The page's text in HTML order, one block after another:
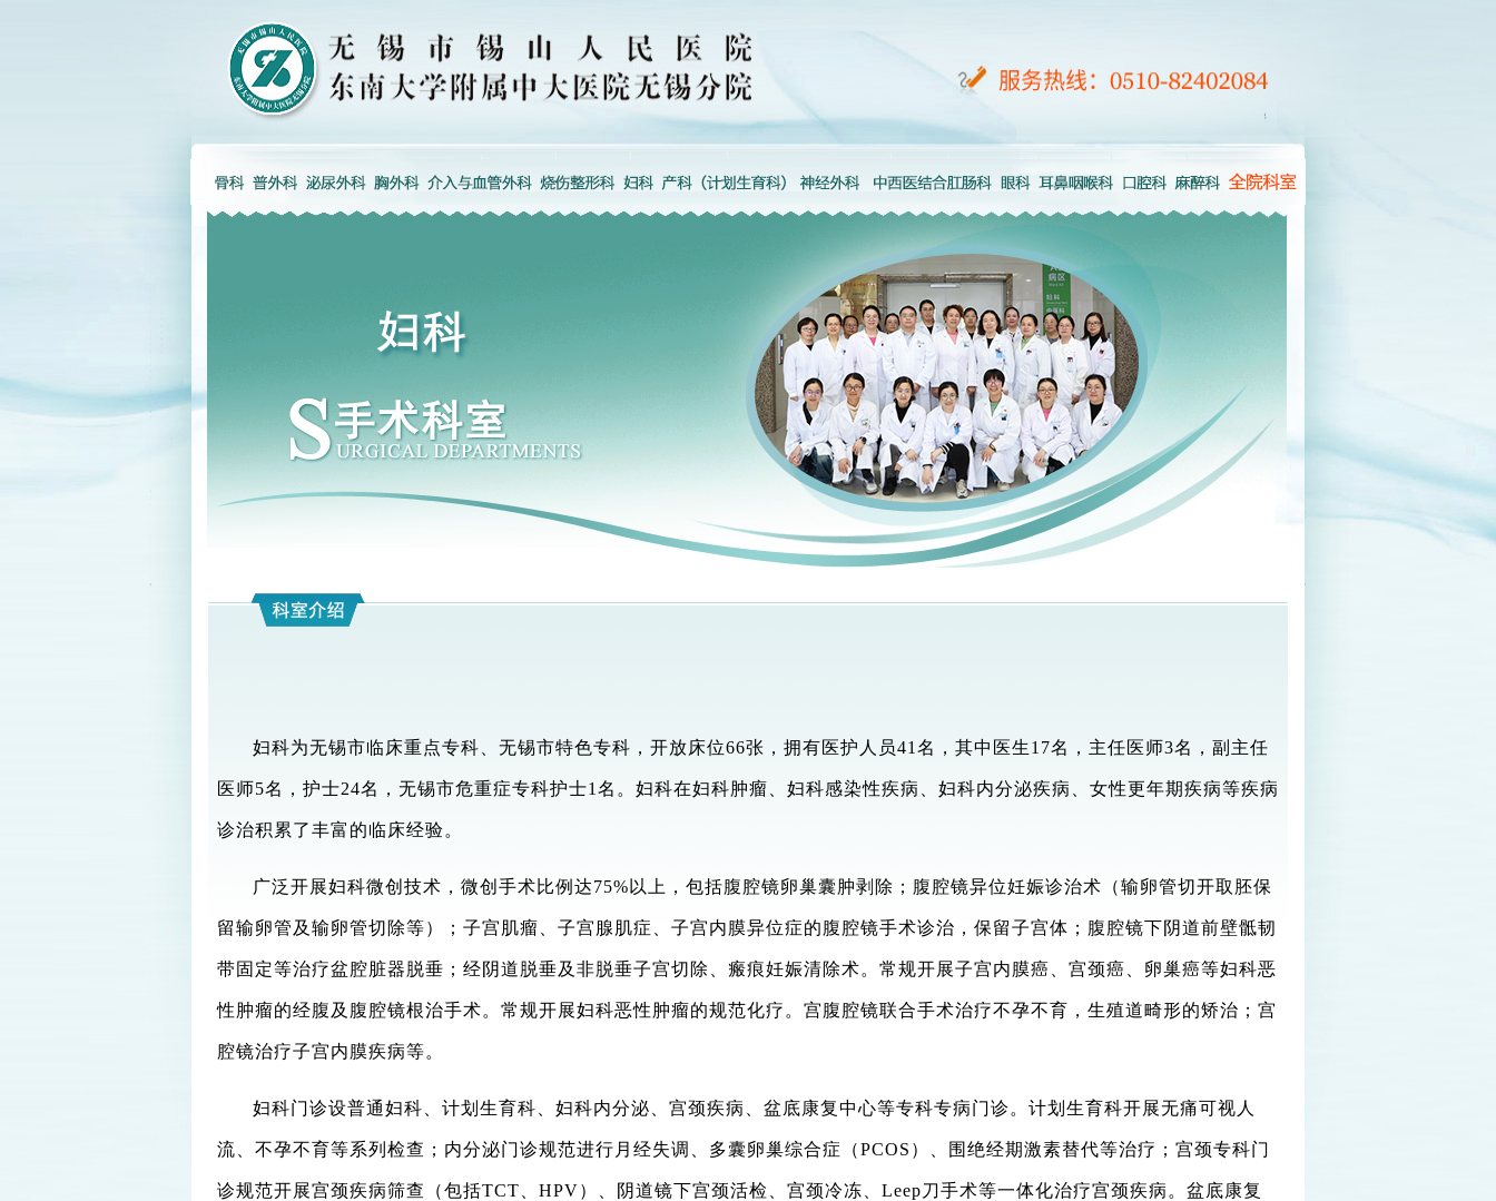
妇科为无锡市临床重点专科、无锡市特色专科，开放床位66张，拥有医护人员41 名，其中医生17名，主任医师3名，副主任
医师5名，护士24名，无锡市危重症专科护士1名。妇科在妇科肿瘤、妇科感染性疾病、妇科内分泌疾病、女性更年期疾病等疾病
诊治积累了丰富的临床经验。
广泛开展妇科微创技术，微创手术比例达75%以上，包括腹腔镜卵巢囊肿剥除；腹腔镜异位妊娠诊治术（输卵管切开取胚保
留输卵管及输卵管切除等）；子宫肌瘤、子宫腺肌症、子宫内膜异位症的腹腔镜手术诊治，保留子宫体；腹腔镜下阴道前壁骶韧
带固定等治疗盆腔脏器脱垂；经阴道脱垂及非脱垂子宫切除、瘢痕妊娠清除术。常规开展子宫内膜癌、宫颈癌、卵巢癌等妇科恶
性肿瘤的经腹及腹腔镜根治手术。常规开展妇科恶性肿瘤的规范化疗。宫腹腔镜联合手术治疗不孕不育，生殖道畸形的矫治；宫
腔镜治疗子宫内膜疾病等。
妇科门诊设普通妇科、计划生育科、妇科内分泌、宫颈疾病、盆底康复中心等专科专病门诊。计划生育科开展无痛可视人
流、不孕不育等系列检查；内分泌门诊规范进行月经失调、多囊卵巢综合症（PCOS）、围绝经期激素替代等治疗；宫颈专科门
诊规范开展宫颈疾病筛查（包括TCT、HPV）、阴道镜下宫颈活检、宫颈冷冻、Leep刀手术等一体化治疗宫颈疾病。盆底康复